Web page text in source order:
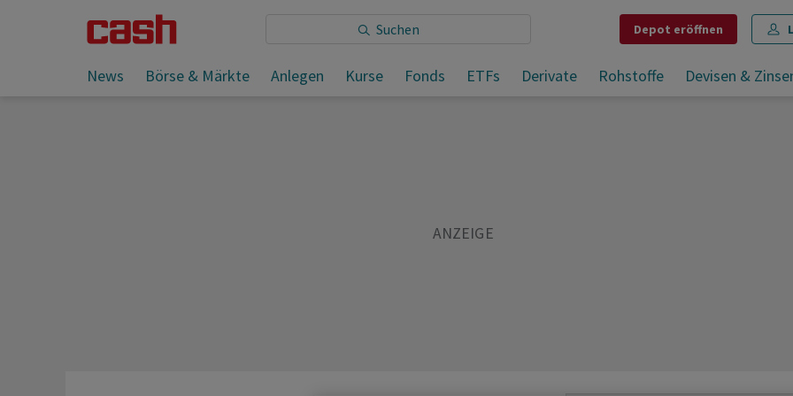
Depot eröffnen
News Börse & Märkte Anlegen Kurse Fonds ETFs Derivate Rohstoffe Devisen &
Sie lesen: Morning Briefing - Markt Schweiz
Teilen Merken Drucken Kommentare